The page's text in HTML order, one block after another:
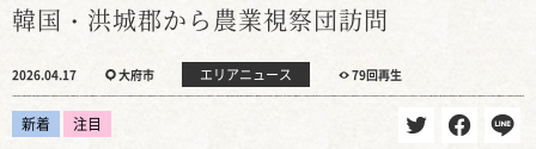
韓国・洪城郡から農業視察団訪問
2026.04.17 大府市 エリアニュース 79回再生
新着 注目